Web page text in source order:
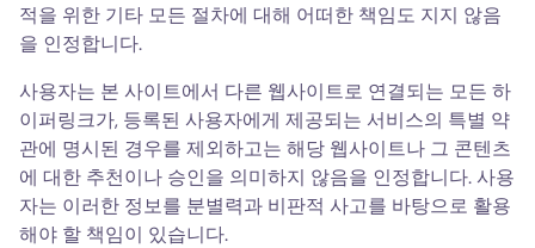
적을 위한 기타 모든 절차에 대해 어떠한 책임도 지지 않음
을 인정합니다.
사용자는 본 사이트에서 다른 웹사이트로 연결되는 모든 하
이퍼링크가, 등록된 사용자에게 제공되는 서비스의 특별 약
관에 명시된 경우를 제외하고는 해당 웹사이트나 그 콘텐츠
에 대한 추천이나 승인을 의미하지 않음을 인정합니다. 사용
자는 이러한 정보를 분별력과 비판적 사고를 바탕으로 활용
해야 할 책임이 있습니다.